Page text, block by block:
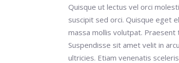
Quisque ut lectus vel orci
suscipit sed orci. Quisque eget
massa mollis volutpat.
Suspendisse sit amet velit in
ultricies. Etiam venenatis